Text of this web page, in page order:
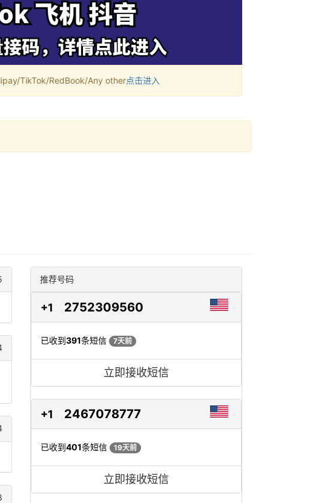
TikTok/RedBook/Any other点击进入
推荐号码
+1 2752309560
已收到391条短信 7天前
立即接收短信
+1 2467078777
已收到401条短信 19天前
立即接收短信